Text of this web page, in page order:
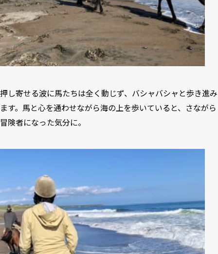
押し寄せる波に馬たちは全く動じず、バシャバシャと歩き進み
ます。馬と心を通わせながら海の上を歩いていると、さながら
冒険者になった気分に。